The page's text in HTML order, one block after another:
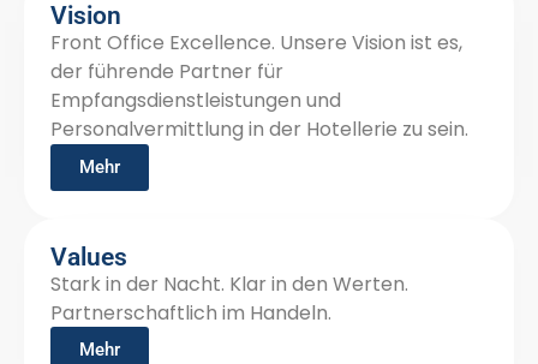
Vision
Front Office Excellence. Unsere Vision ist es,
der führende Partner für
Empfangsdienstleistungen und
Personalvermittlung in der Hotellerie zu sein.
Mehr
Values
Stark in der Nacht. Klar in den Werten.
Partnerschaftlich im Handeln.
Mehr